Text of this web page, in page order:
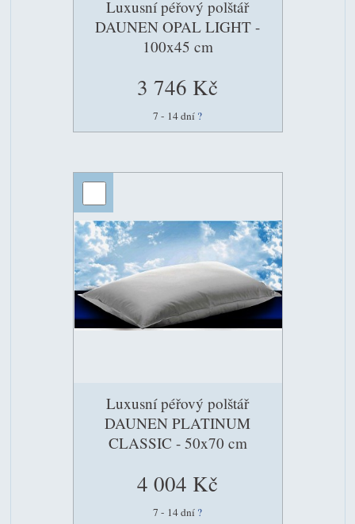
Luxusní péřový polštář
DAUNEN OPAL LIGHT -
100x45 cm
3 746 Kč
7 - 14 dní ?
Luxusní péřový polštář
DAUNEN PLATINUM
CLASSIC - 50x70 cm
4 004 Kč
7 - 14 dní ?